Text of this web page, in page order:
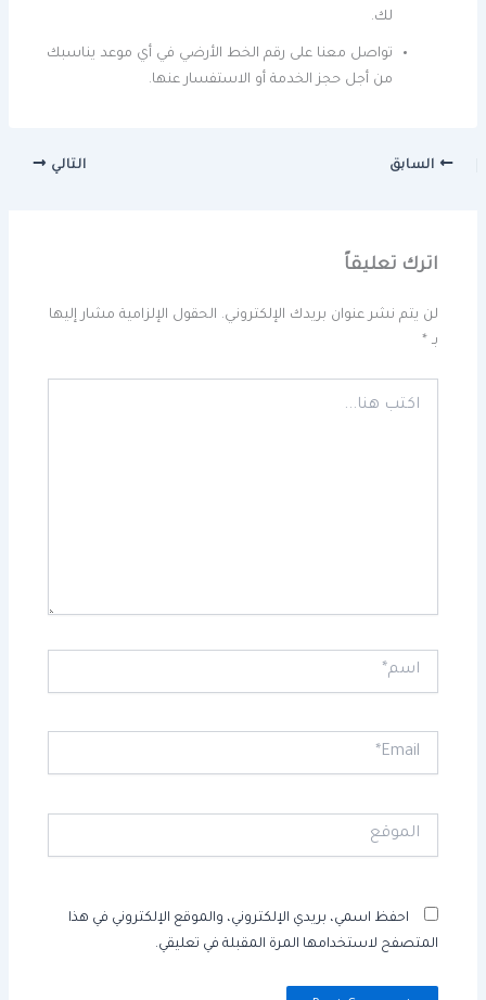
لك.
تواصل معنا على رقم الخط الأرضي في أي موعد يناسبك
من أجل حجز الخدمة أو الاستفسار عنها.
السابق التالي
اترك تعليقاً
لن يتم نشر عنوان بريدك الإلكتروني. الحقول الإلزامية مشار إليها
بـ*
هنا...
اسم*
Email*
الموقع
احفظ اسمي، بريدي الإلكتروني، والموقع الإلكتروني في هذا
المتصفح لاستخدامها المرة المقبلة في تعليقي.